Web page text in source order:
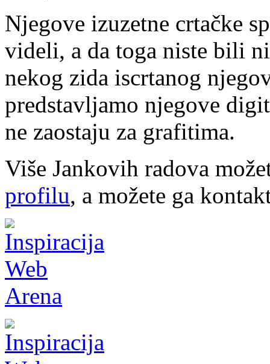
Njegove izuzetne crtačke
videli, a da toga niste bili
nekog zida iscrtanog
predstavljamo njegove
ne zaostaju za grafitima.
Više Jankovih radova
profilu, a možete ga